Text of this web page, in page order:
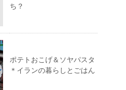
ち？
ポテトおこげ＆ソヤパスタ
＊イランの暮らしとごはん